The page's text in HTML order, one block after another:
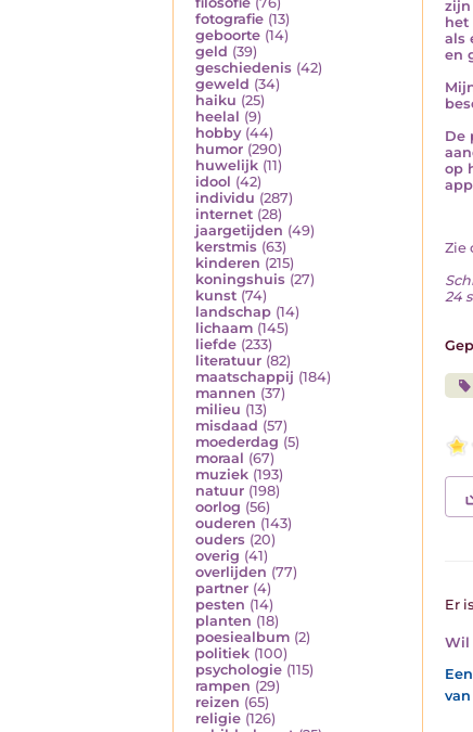
fotografie (13)
geboorte (14)
geld (39)
geschiedenis (42)
geweld (34)
haiku (25)
heelal (9)
hobby (44)
humor (290)
huwelijk (11)
idool (42)
individu (287)
internet (28)
jaargetijden (49)
kerstmis (63)
kinderen (215)
koningshuis (27)
kunst (74)
landschap (14)
lichaam (145)
liefde (233)
literatuur (82)
maatschappij (184)
mannen (37)
milieu (13)
misdaad (57)
moederdag (5)
moraal (67)
muziek (193)
natuur (198)
oorlog (56)
ouderen (143)
ouders (20)
overig (41)
overlijden (77)
partner (4)
pesten (14)
planten (18)
poesiealbum (2)
politiek (100)
psychologie (115)
rampen (29)
reizen (65)
religie (126)
zijn
het
als
en
De
op
Zie
24
Er
Wil